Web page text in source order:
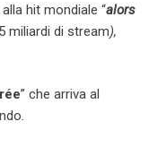
hit mondiale “alors
miliardi di stream),
” che arriva al
.